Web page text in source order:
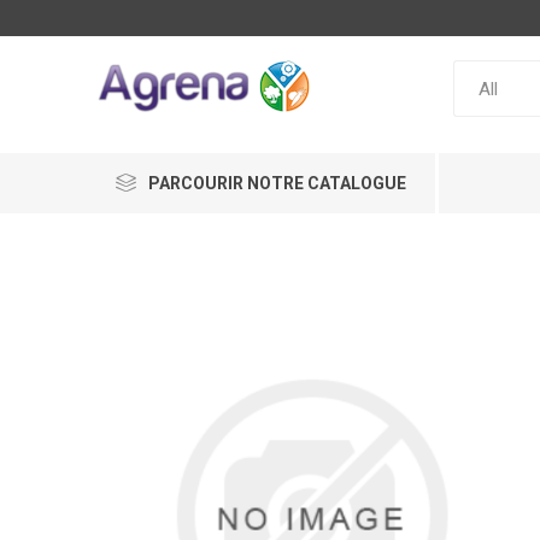
PARCOURIR NOTRE CATALOGUE